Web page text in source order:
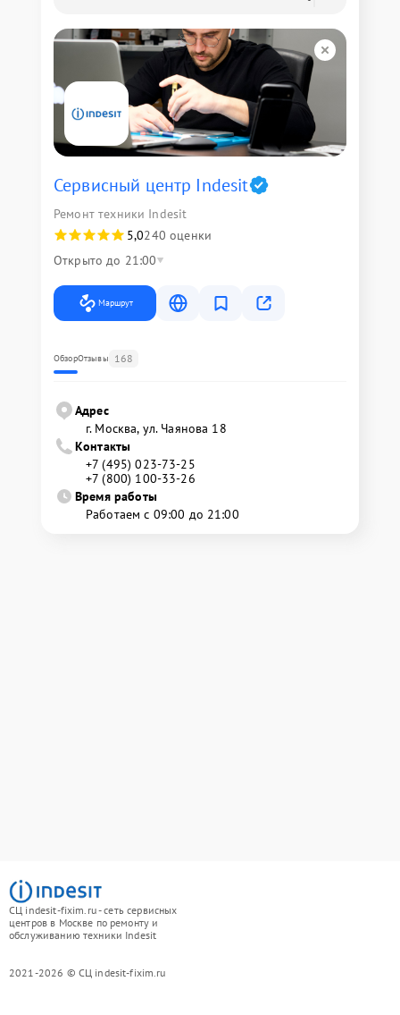
Сервисный центр Indesit
Ремонт техники Indesit
5,0240 оценки
Открыто до 21:00
Маршрут
ОбзорОтзывы 168
Адрес
г. Москва, ул. Чаянова 18
Контакты
+7 (495) 023-73-25
+7 (800) 100-33-26
Время работы
Работаем с 09:00 до 21:00
СЦ indesit-fixim.ru - сеть сервисных
центров в Москве по ремонту и
обслуживанию техники Indesit
2021-2026 © СЦ indesit-fixim.ru